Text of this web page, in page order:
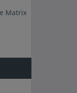
Matrix